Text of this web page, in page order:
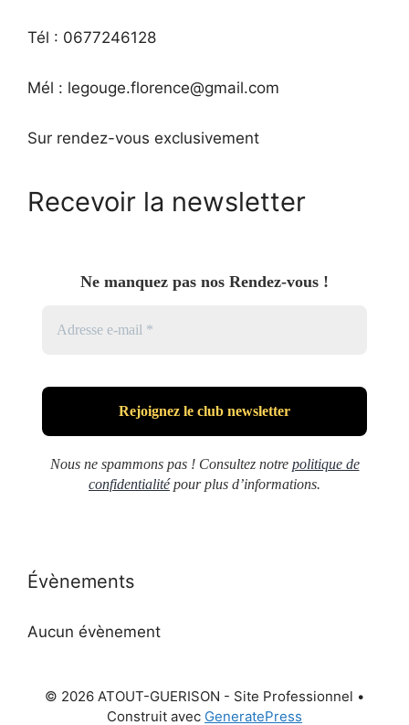
Tél : 0677246128
Mél : legouge.florence@gmail.com
Sur rendez-vous exclusivement
Recevoir la newsletter
Ne manquez pas nos Rendez-vous !
Nous ne spammons pas ! Consultez notre politique de
confidentialitépour plus d’informations.
Évènements
Aucun évènement
© 2026 ATOUT-GUERISON - Site Professionnel •
Construit avec GeneratePress